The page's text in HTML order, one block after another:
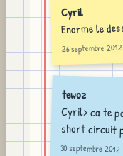
Cyril
Enorme le
26 septembre 2012
tewoz
Cyril> ca te
short circuit
30 septembre 2012